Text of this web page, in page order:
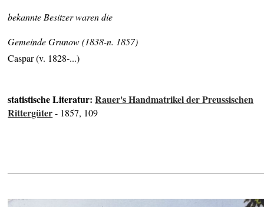
bekannte Besitzer waren die
Gemeinde Grunow (1838-n. 1857)
Caspar (v. 1828-...)
statistische Literatur:Rauer's Handmatrikel der Preussischen
Rittergüter- 1857, 109